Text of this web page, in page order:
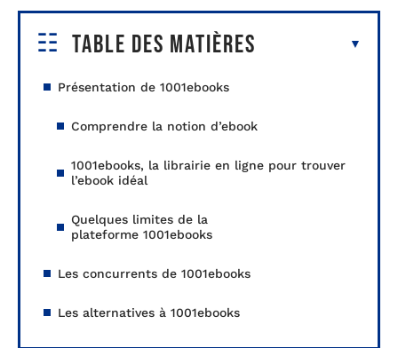
Table des matières
Présentation de 1001ebooks
Comprendre la notion d’ebook
1001ebooks, la librairie en ligne pour trouver
l’ebook idéal
Quelques limites de la
plateforme 1001ebooks
Les concurrents de 1001ebooks
Les alternatives à 1001ebooks